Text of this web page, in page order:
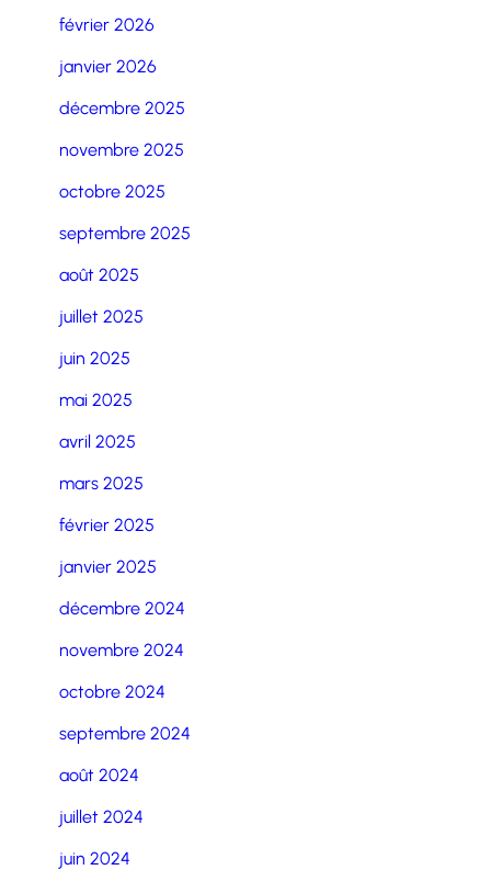
février 2026
janvier 2026
décembre 2025
novembre 2025
octobre 2025
septembre 2025
août 2025
juillet 2025
juin 2025
mai 2025
avril 2025
mars 2025
février 2025
janvier 2025
décembre 2024
novembre 2024
octobre 2024
septembre 2024
août 2024
juillet 2024
juin 2024